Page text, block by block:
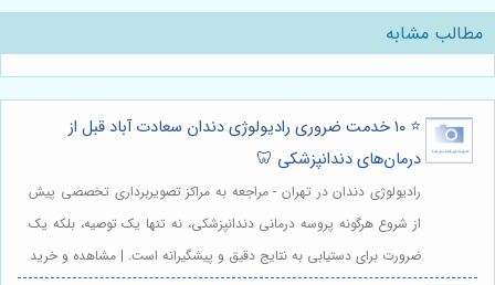
مطالب مشابه
⭐️ ۱۰ خدمت ضروری رادیولوژی دندان سعادت آباد قبل از
درمان‌های دندانپزشکی 🦷
رادیولوژی دندان در تهران - مراجعه به مراکز تصویربرداری تخصصی پیش
از شروع هرگونه پروسه درمانی دندانپزشکی، نه تنها یک توصیه، بلکه یک
ضرورت برای دستیابی به نتایج دقیق و پیشگیرانه است. | مشاهده و خرید